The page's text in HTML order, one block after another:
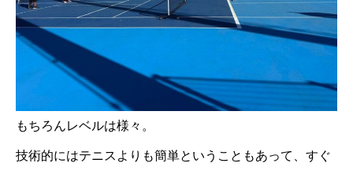
もちろんレベルは様々。
技術的にはテニスよりも簡単ということもあって、すぐ